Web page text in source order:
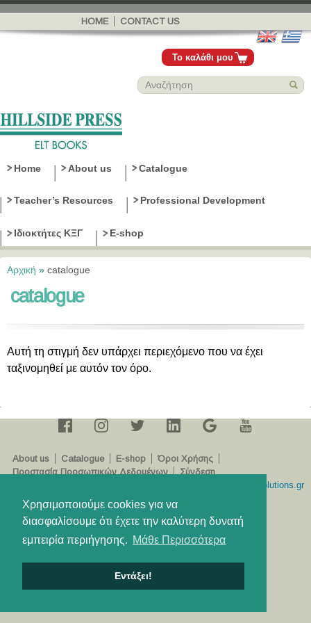
Χρησιμοποιούμε cookies για να
διασφαλίσουμε ότι έχετε την καλύτερη δυνατή
εμπειρία περιήγησης. Μάθε Περισσότερα
Εντάξει!
Παράκαμψη
προς το
κυρίως
περιεχόμενο
HOME CONTACT US
Το καλάθι μου
Home About us Catalogue
Teacher’s Resources Professional Development
Ιδιοκτήτες ΚΞΓ E-shop
Είστε εδώ
Αρχική » catalogue
catalogue
Αυτή τη στιγμή δεν υπάρχει περιεχόμενο που να έχει
ταξινομηθεί με αυτόν τον όρο.
About us Catalogue E-shop
Όροι Χρήσης
Προστασία Προσωπικών Δεδομένων
Σύνδεση
simplewebsolutions.gr